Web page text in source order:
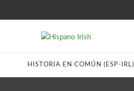
HISTORIA EN COMÚN (ESP-IRL)